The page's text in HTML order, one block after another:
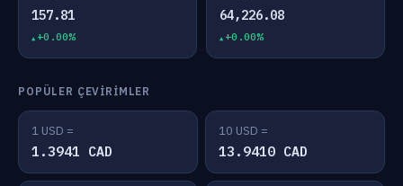
157.81
+0.00%
64,226.08
+0.00%
POPÜLER ÇEVIRIMLER
1 USD =
1.3941 CAD
10 USD =
13.9410 CAD